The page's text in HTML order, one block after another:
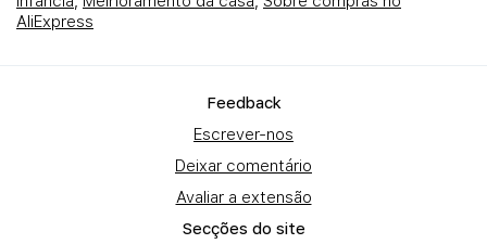
AliExpress
Fеedback
Escrever-nos
Deixar comentário
Avaliar a extensão
Secções do site